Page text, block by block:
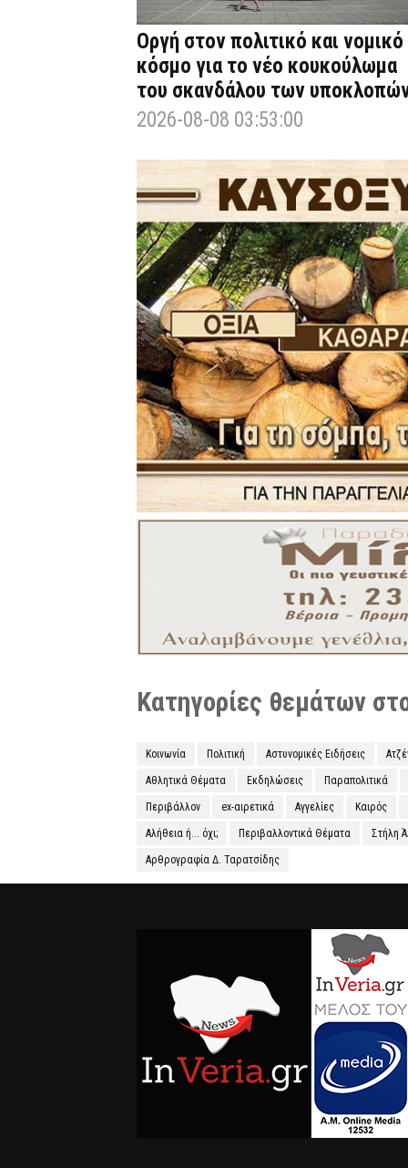
Οργή στον πολιτικό και νομικό
κόσμο για το νέο κουκούλωμα
του σκανδάλου των
2026-08-08 03:53:00
Κατηγορίες θεμάτων
Κοινωνία Πολιτική Αστυνομικές Ειδήσεις
Αθλητικά Θέματα Εκδηλώσεις Παραπολιτικά
Περιβάλλον ex-αιρετικά Αγγελίες Καιρός
Αλήθεια ή... όχι; Περιβαλλοντικά Θέματα Στήλη
Αρθρογραφία Δ. Ταρατσίδης